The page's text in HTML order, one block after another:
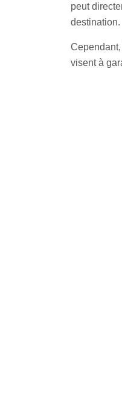
peut
destination.
visent à